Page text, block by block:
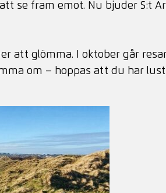
se fram emot. Nu bjuder S:t
att glömma. I oktober går
om – hoppas att du har lust